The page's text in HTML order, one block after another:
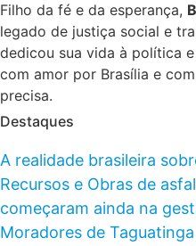
Filho da fé e da esperança,
legado de justiça social e
dedicou sua vida à política
com amor por Brasília e
precisa.
Destaques
A realidade brasileira
Recursos e Obras de
começaram ainda na
Moradores de